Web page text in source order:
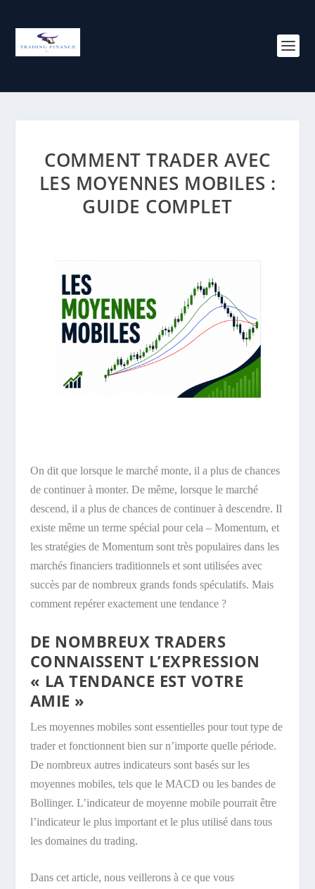
COMMENT TRADER AVEC
LES MOYENNES MOBILES :
GUIDE COMPLET
On dit que lorsque le marché monte, il a plus de chances
de continuer à monter. De même, lorsque le marché
descend, il a plus de chances de continuer à descendre. Il
existe même un terme spécial pour cela – Momentum, et
les stratégies de Momentum sont très populaires dans les
marchés financiers traditionnels et sont utilisées avec
succès par de nombreux grands fonds spéculatifs. Mais
comment repérer exactement une tendance ?
DE NOMBREUX TRADERS
CONNAISSENT L’EXPRESSION
« LA TENDANCE EST VOTRE
AMIE »
Les moyennes mobiles sont essentielles pour tout type de
trader et fonctionnent bien sur n’importe quelle période.
De nombreux autres indicateurs sont basés sur les
moyennes mobiles, tels que le MACD ou les bandes de
Bollinger. L’indicateur de moyenne mobile pourrait être
l’indicateur le plus important et le plus utilisé dans tous
les domaines du trading.
Dans cet article, nous veillerons à ce que vous